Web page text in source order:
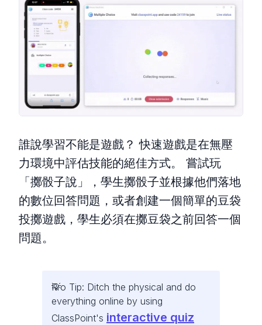
誰說學習不能是遊戲？ 快速遊戲是在無壓
力環境中評估技能的絕佳方式。 嘗試玩
「擲骰子說」，學生擲骰子並根據他們落地
的數位回答問題，或者創建一個簡單的豆袋
投擲遊戲，學生必須在擲豆袋之前回答一個
問題。
Pro Tip: Ditch the physical and do
everything online by using
ClassPoint's interactive quiz